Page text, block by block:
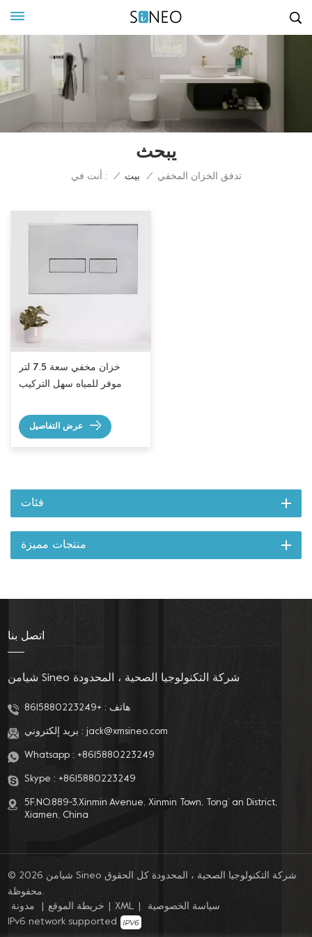
يبحث
أنت في : / بيت / تدفق الخزان المخفي
خزان مخفي سعة 7.5 لتر
موفر للمياه سهل التركيب
عرض التفاصيل
فئات
منتجات مميزة
اتصل بنا
شيامن Sineo شركة التكنولوجيا الصحية ، المحدودة
هاتف :+8615880223249
بريد إلكتروني : jack@xmsineo.com
Whatsapp : +8615880223249
Skype : +8615880223249
5F,NO.889-3,Xinmin Avenue, Xinmin Town, Tong’ an District,
Xiamen, China
© 2026 شيامن Sineo شركة التكنولوجيا الصحية ، المحدودة كل الحقوق
محفوظة.
مدونة
خريطة الموقع XML
سياسة الخصوصية
IPv6 network supported